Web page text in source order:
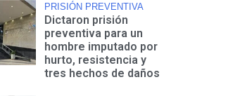
PRISIÓN PREVENTIVA
Dictaron prisión
preventiva para un
hombre imputado por
hurto, resistencia y
tres hechos de daños